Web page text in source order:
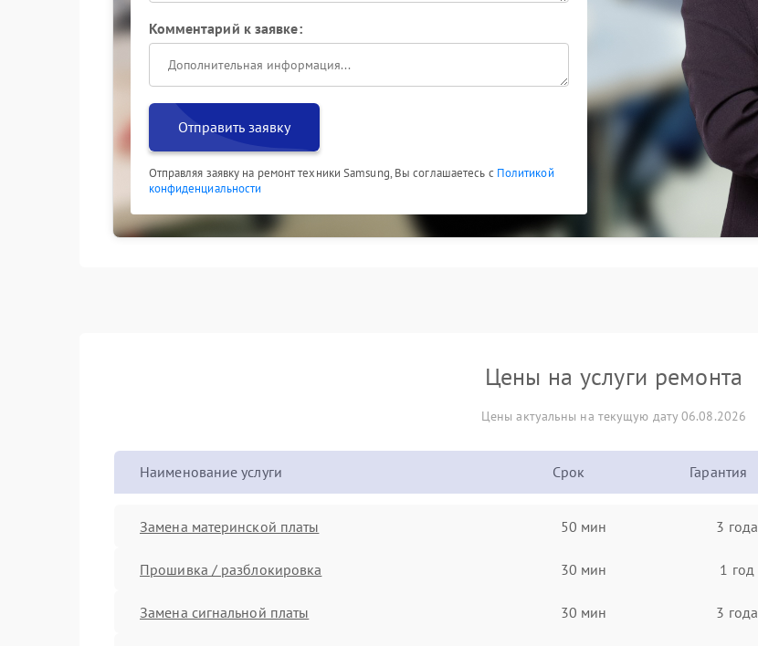
Комментарий к заявке:
Отправить заявку
Отправляя заявку на ремонт техники Samsung, Вы соглашаетесь с Политикой
конфиденциальности
Цены на услуги ремонта
Цены актуальны на текущую дату 06.08.2026
Наименование услуги Срок Гарантия
Замена материнской платы 50 мин 3 года
Прошивка / разблокировка 30 мин 1 год
Замена сигнальной платы 30 мин 3 года